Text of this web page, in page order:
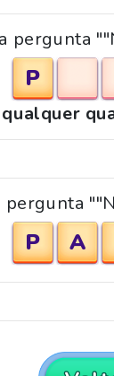
pergunta
P
P A